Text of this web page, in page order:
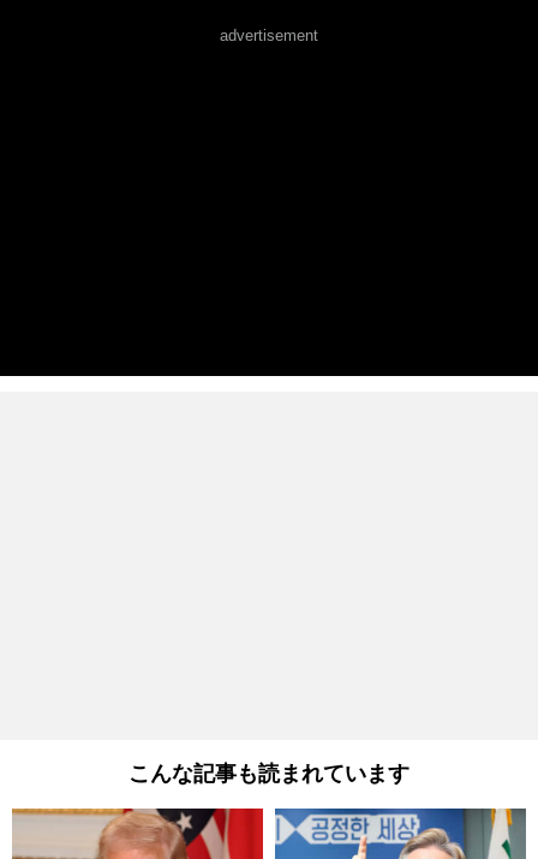
advertisement
こんな記事も読まれています